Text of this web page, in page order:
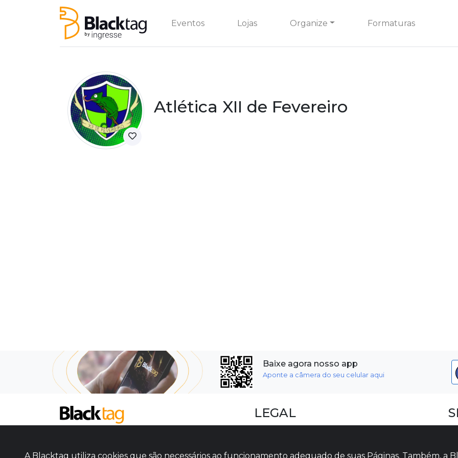
Eventos Lojas Organize Formaturas
Atlética XII de Fevereiro
Baixe agora nosso app
Aponte a câmera do seu celular aqui
LEGAL
A Blacktag utiliza cookies que são necessários ao funcionamento adequado de suas Páginas. Também, a